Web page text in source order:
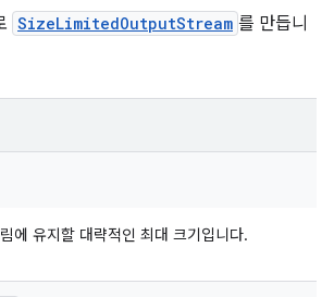
SizeLimitedOutputStream 를 만듭니
에 유지할 대략적인 최대 크기입니다.